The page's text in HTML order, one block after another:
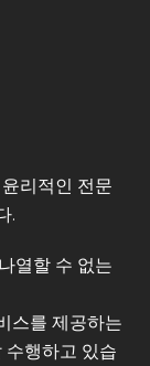
리적인 전문
.
열할 수 없는
스를 제공하는
수행하고 있습